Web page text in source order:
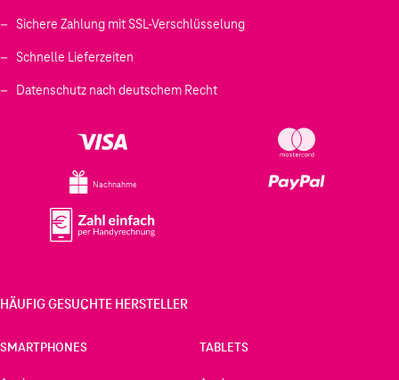
Sichere Zahlung mit SSL-Verschlüsselung
Schnelle Lieferzeiten
Datenschutz nach deutschem Recht
Nachnahme
HÄUFIG GESUCHTE HERSTELLER
SMARTPHONES TABLETS